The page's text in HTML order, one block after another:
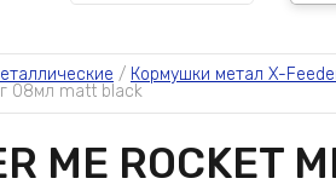
/ Кормушки метал X-
08мл matt black
ME ROCKET